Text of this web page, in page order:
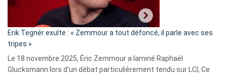
«
C’est
fake
news
Erik Tegnér exulte : « Zemmour a tout défoncé, il parle avec ses
tripes »
Le 18 novembre 2025, Éric Zemmour a laminé Raphaël
Glucksmann lors d’un débat particulièrement tendu sur LCI, Ce